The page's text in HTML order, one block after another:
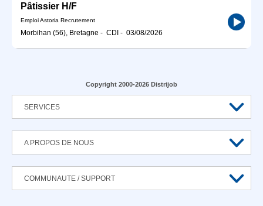
Pâtissier H/F
Emploi Astoria Recrutement
Morbihan (56), Bretagne - CDI - 03/08/2026
Copyright 2000-2026 Distrijob
SERVICES
A PROPOS DE NOUS
COMMUNAUTE / SUPPORT